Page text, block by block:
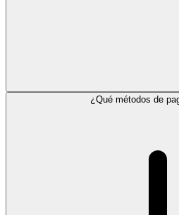
¿Qué métodos de